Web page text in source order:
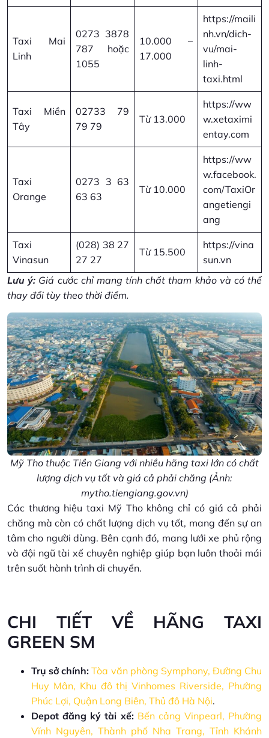
Taxi Mai
Linh
0273 3878
787 hoặc
1055
10.000 –
17.000
https://maili
nh.vn/dich-
vu/mai-
linh-
taxi.html
Taxi Miền
Tây
02733 79
79 79
Từ 13.000
https://ww
w.xetaximi
entay.com
Taxi
Orange
0273 3 63
63 63
Từ 10.000
https://ww
w.facebook.
com/TaxiOr
angetiengi
ang
Taxi
Vinasun
(028) 38 27
27 27
Từ 15.500
https://vina
sun.vn
Lưu ý: Giá cước chỉ mang tính chất tham khảo và có thể
thay đổi tùy theo thời điểm.
Mỹ Tho thuộc Tiền Giang với nhiều hãng taxi lớn có chất
lượng dịch vụ tốt và giá cả phải chăng (Ảnh:
mytho.tiengiang.gov.vn)
Các thương hiệu taxi Mỹ Tho không chỉ có giá cả phải
chăng mà còn có chất lượng dịch vụ tốt, mang đến sự an
tâm cho người dùng. Bên cạnh đó, mang lưới xe phủ rộng
và đội ngũ tài xế chuyên nghiệp giúp bạn luôn thoải mái
trên suốt hành trình di chuyển.
CHI TIẾT VỀ HÃNG TAXI
GREEN SM
Trụ sở chính:Tòa văn phòng Symphony, Đường Chu
Huy Mân, Khu đô thị Vinhomes Riverside, Phường
Phúc Lợi, Quận Long Biên, Thủ đô Hà Nội.
Depot đăng ký tài xế: Bến cảng Vinpearl, Phường
Vĩnh Nguyên, Thành phố Nha Trang, Tỉnh Khánh